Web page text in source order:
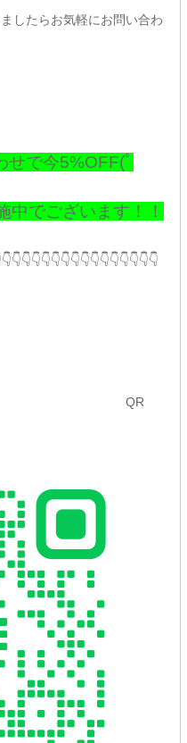
したらお気軽にお問い合わ
せで今5%OFF(ﾟ
中でございます！！